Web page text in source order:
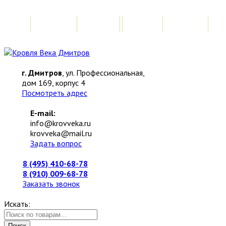
г. Дмитров, ул. Профессиональная,
дом 169, корпус 4
Посмотреть адрес
E-mail:
info@krovveka.ru
krovveka@mail.ru
Задать вопрос
8 (495) 410-68-78
8 (910) 009-68-78
Заказать звонок
Искать: